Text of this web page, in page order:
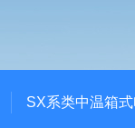
SX系类中温箱